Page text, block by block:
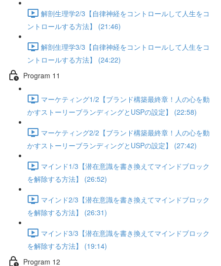
解剖生理学2/3【自律神経をコントロールして人生をコ
ントロールする方法】 (21:46)
解剖生理学3/3【自律神経をコントロールして人生をコ
ントロールする方法】 (24:22)
Program 11
マーケティング1/2【ブランド構築最終章！人の心を動
かすストーリーブランディングとUSPの設定】 (22:58)
マーケティング2/2【ブランド構築最終章！人の心を動
かすストーリーブランディングとUSPの設定】 (27:42)
マインド1/3【潜在意識を書き換えてマインドブロック
を解除する方法】 (26:52)
マインド2/3【潜在意識を書き換えてマインドブロック
を解除する方法】 (26:31)
マインド3/3【潜在意識を書き換えてマインドブロック
を解除する方法】 (19:14)
Program 12